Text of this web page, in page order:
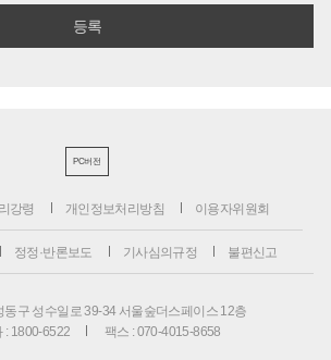
PC버전
강령 개인정보처리방침 이용자위원회
정정·반론보도 기사심의규정 불편신고
동구 성수일로 39-34 서울숲더스페이스 12층
: 1800-6522
팩스 : 070-4015-8658